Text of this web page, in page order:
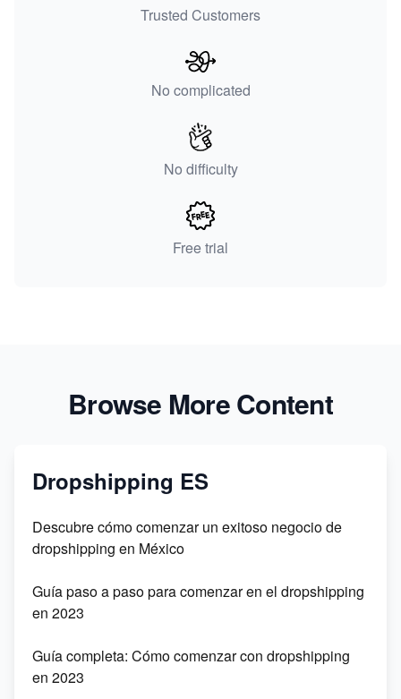
Trusted Customers
No complicated
No difficulty
Free trial
Browse More Content
Dropshipping ES
Descubre cómo comenzar un exitoso negocio de
dropshipping en México
Guía paso a paso para comenzar en el dropshipping
en 2023
Guía completa: Cómo comenzar con dropshipping
en 2023